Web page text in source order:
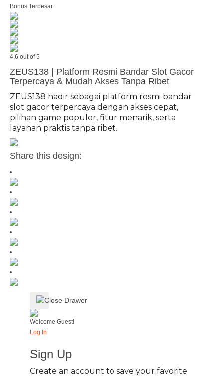
Bonus Terbesar
4.6 out of 5
ZEUS138 | Platform Resmi Bandar Slot Gacor
Terpercaya & Mudah Akses Tanpa Ribet
ZEUS138 hadir sebagai platform resmi bandar
slot gacor terpercaya dengan akses cepat,
pilihan game populer, fitur menarik, serta
layanan praktis tanpa ribet.
Share this design:
Welcome Guest!
Log In
Sign Up
Create an account to save your favorite